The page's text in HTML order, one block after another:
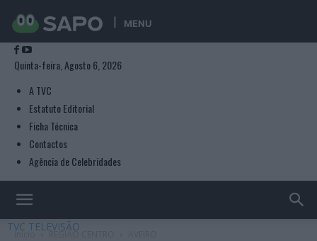
MENU
Quinta-feira, Agosto 6, 2026
A TVC
Estatuto Editorial
Ficha Técnica
Contactos
Agência de Celebridades
TVC TELEVISÃO
Início REGIÃO CENTRO